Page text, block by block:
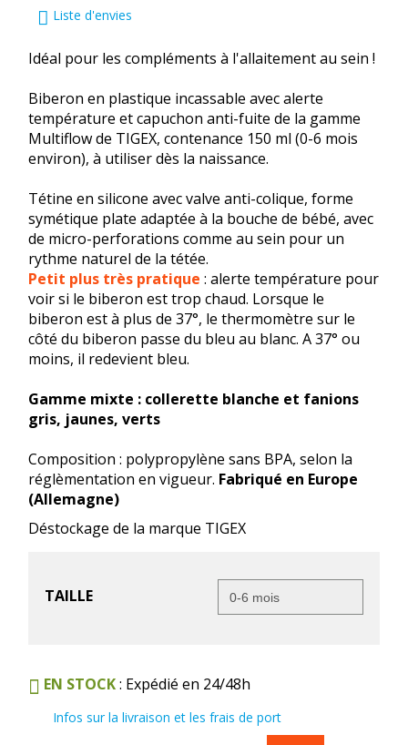
Liste d'envies
Idéal pour les compléments à l'allaitement au sein !
Biberon en plastique incassable avec alerte
température et capuchon anti-fuite de la gamme
Multiflow de TIGEX, contenance 150 ml (0-6 mois
environ), à utiliser dès la naissance.
Tétine en silicone avec valve anti-colique, forme
symétique plate adaptée à la bouche de bébé, avec
de micro-perforations comme au sein pour un
rythme naturel de la tétée.
Petit plus très pratique : alerte température pour
voir si le biberon est trop chaud. Lorsque le
biberon est à plus de 37°, le thermomètre sur le
côté du biberon passe du bleu au blanc. A 37° ou
moins, il redevient bleu.
Gamme mixte : collerette blanche et fanions
gris, jaunes, verts
Composition : polypropylène sans BPA, selon la
réglèmentation en vigueur. Fabriqué en Europe
(Allemagne)
Déstockage de la marque TIGEX
TAILLE
EN STOCK: Expédié en 24/48h
Infos sur la livraison et les frais de port